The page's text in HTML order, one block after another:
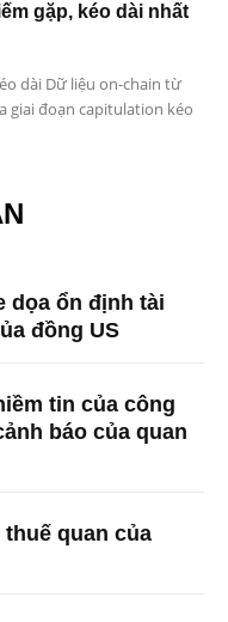
gặp, kéo dài nhất
dài Dữ liệu on-chain từ
giai đoạn capitulation kéo
dọa ổn định tài
đồng US
tin của công
báo của quan
quan của